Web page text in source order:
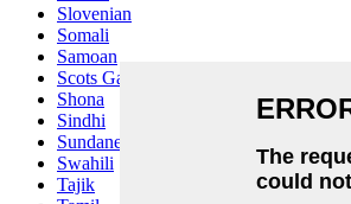
Slovenian
Somali
Samoan
Scots Gaelic
Shona
Sindhi
Sundanese
Swahili
Tajik